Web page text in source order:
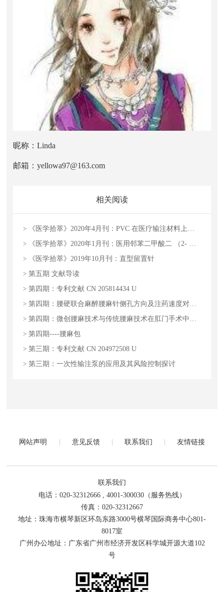
昵称：Linda
邮箱：yellowa97@163.com
相关阅读
>《医学拾萃》2020年4月刊：PVC 在医疗输注材料上的应用现状及发展趋势
>《医学拾萃》2020年1月刊：医用邻苯二甲酸二 （2- 乙基）己酯（DEHP ） 增塑剂毒性对医疗安全的影响
>《医学拾萃》2019年10月刊：直型留置针
>第五期 文献导读
>第四期：专利文献 CN 205814434 U
>第四期：腰硬联合麻醉腰麻针侧孔方向及注药速度对剖宫产手术临床效果的影响
>第四期：微创腰麻技术与传统腰麻技术在肛门手术中的运用比较
>第四期----腰麻包
>第三期：专利文献 CN 204972508 U
>第三期：一次性输注泵的应用及其风险控制探讨
网站声明 意见反馈 联系我们 友情链接
联系我们
电话：020-32312666 , 4001-300030（服务热线）
传真：020-32312667
地址：珠海市横琴新区环岛东路3000号横琴国际商务中心801-
8017室
广州办公地址：广东省广州市经济开发区科学城开源大道102
号